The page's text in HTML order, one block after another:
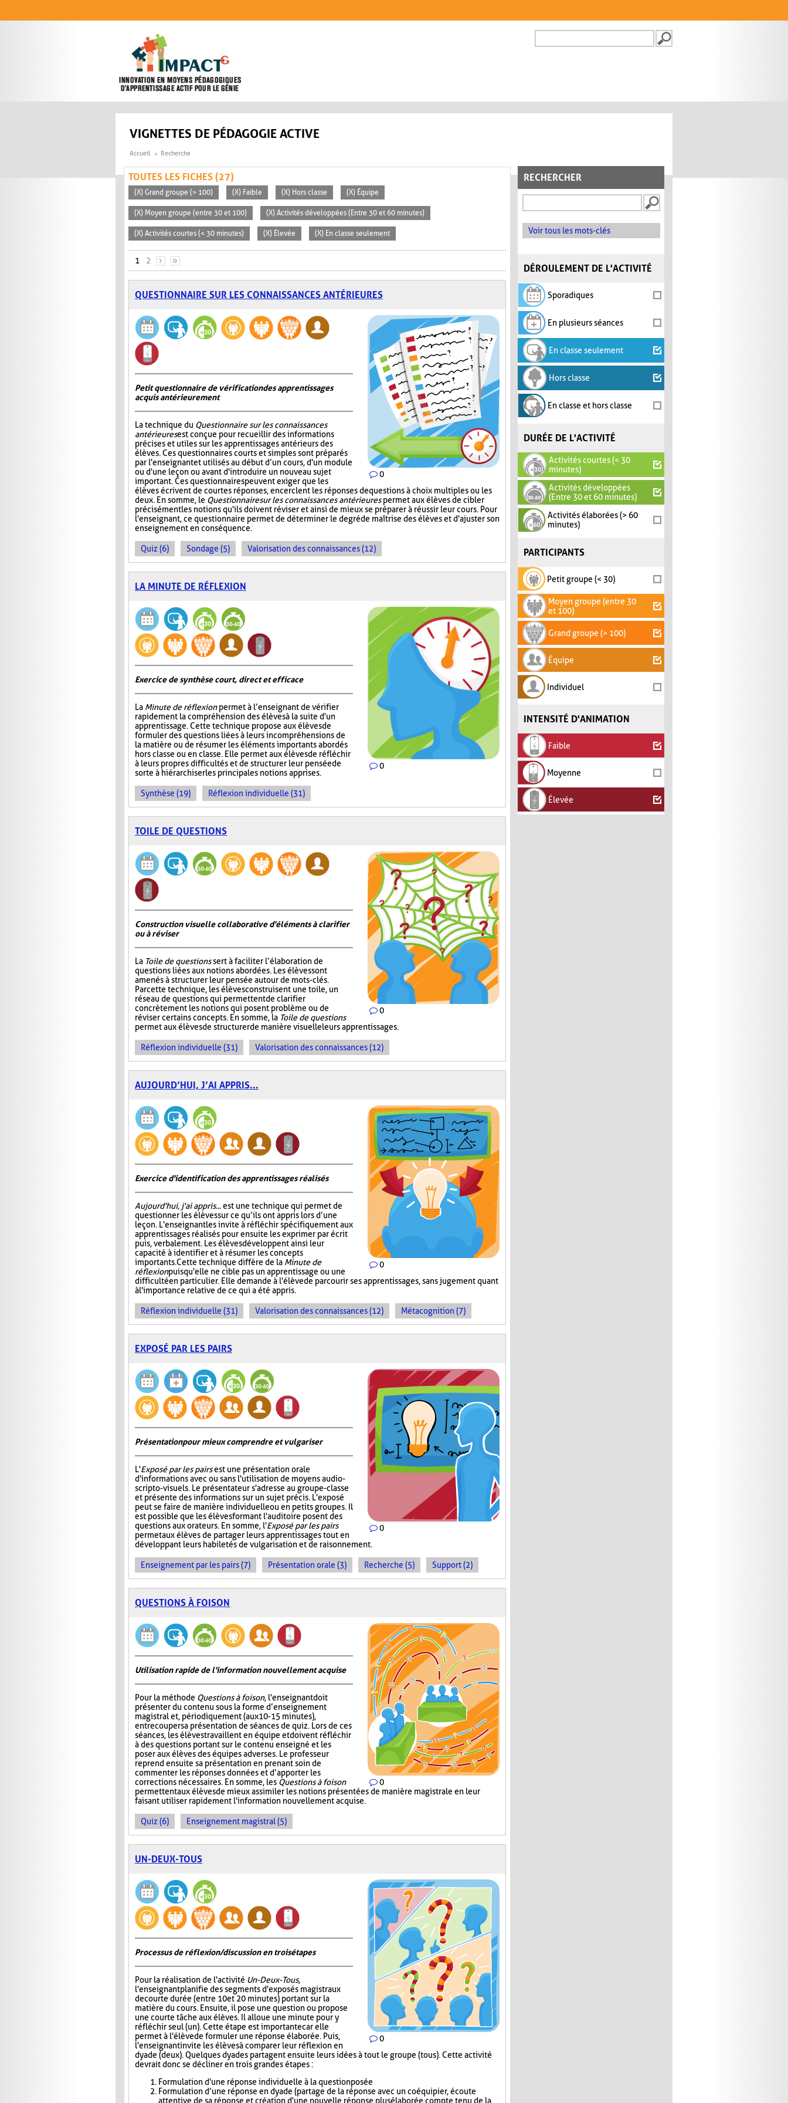
FORMULAIRE DE
VIGNETTES DE PÉDAGOGIE ACTIVE
Accueil Recherche
RECHERCHER
Voir tous les mots-clés
DÉROULEMENT DE L'ACTIVITÉ
Sporadiques
En plusieurs séances
En classe seulement
Hors classe
En classe et hors classe
DURÉE DE L'ACTIVITÉ
Activités courtes (< 30
minutes)
Activités développées
(Entre 30 et 60 minutes)
Activités élaborées (> 60
minutes)
PARTICIPANTS
Petit groupe (< 30)
Moyen groupe (entre 30
et 100)
Grand groupe (> 100)
Équipe
Individuel
INTENSITÉ D'ANIMATION
Faible
Moyenne
Élevée
TOUTES LES FICHES (27)
(X) Grand groupe (> 100) (X) Faible (X) Hors classe (X) Équipe
(X) Moyen groupe (entre 30 et 100) (X) Activités développées (Entre 30 et 60 minutes)
(X) Activités courtes (< 30 minutes) (X) Élevée (X) En classe seulement
PAGES
1 2 › »
QUESTIONNAIRE SUR LES CONNAISSANCES ANTÉRIEURES
0
Petit questionnaire de vérification des apprentissages
acquis antérieurement
La technique du Questionnaire sur les connaissances
antérieuresest conçue pour recueillir des informations
précises et utiles sur les apprentissages antérieurs des
élèves. Ces questionnaires courts et simples sont préparés
par l'enseignant et utilisés au début d’un cours, d'un module
ou d'une leçon ou avant d'introduire un nouveau sujet
important. Ces questionnaires peuvent exiger que les
élèves écrivent de courtes réponses, encerclent les réponses de questions à choix multiples ou les
deux. En somme, le Questionnaire sur les connaissances antérieurespermet aux élèves de cibler
précisément les notions qu'ils doivent réviser et ainsi de mieux se préparer à réussir leur cours. Pour
l'enseignant, ce questionnaire permet de déterminer le degré de maîtrise des élèves et d'ajuster son
enseignement en conséquence.
Quiz (6) Sondage (5) Valorisation des connaissances (12)
LA MINUTE DE RÉFLEXION
0
Exercice de synthèse court, direct et efficace
La Minute de réflexionpermet à l’enseignant de vérifier
rapidement la compréhension des élèves à la suite d'un
apprentissage. Cette technique propose aux élèves de
formuler des questions liées à leurs incompréhensions de
la matière ou de résumer les éléments importants abordés
hors classe ou en classe. Elle permet aux élèves de réfléchir
à leurs propres difficultés et de structurer leur pensée de
sorte à hiérarchiser les principales notions apprises.
Synthèse (19) Réflexion individuelle (31)
TOILE DE QUESTIONS
0
Construction visuelle collaborative d'éléments à clarifier
ou à réviser
La Toile de questionssert à faciliter l’élaboration de
questions liées aux notions abordées. Les élèves sont
amenés à structurer leur pensée autour de mots-clés.
Par cette technique, les élèves construisent une toile, un
réseau de questions qui permettent de clarifier
concrètement les notions qui posent problème ou de
réviser certains concepts. En somme, la Toile de questions
permet aux élèves de structurer de manière visuelle leurs apprentissages.
Réflexion individuelle (31) Valorisation des connaissances (12)
AUJOURD’HUI, J’AI APPRIS...
0
Exercice d'identification des apprentissages réalisés
Aujourd'hui, j'ai appris...est une technique qui permet de
questionner les élèves sur ce qu’ils ont appris lors d’une
leçon. L'enseignant les invite à réfléchir spécifiquement aux
apprentissages réalisés pour ensuite les exprimer par écrit
puis, verbalement. Les élèves développent ainsi leur
capacité à identifier et à résumer les concepts
importants. Cette technique diffère de la Minute de
réflexionpuisqu'elle ne cible pas un apprentissage ou une
difficulté en particulier. Elle demande à l'élève de parcourir ses apprentissages, sans jugement quant
à l'importance relative de ce qui a été appris.
Réflexion individuelle (31) Valorisation des connaissances (12) Métacognition (7)
EXPOSÉ PAR LES PAIRS
0
Présentation pour mieux comprendre et vulgariser
L'Exposé par les pairsest une présentation orale
d'informations avec ou sans l'utilisation de moyens audio-
scripto-visuels. Le présentateur s'adresse au groupe-classe
et présente des informations sur un sujet précis. L'exposé
peut se faire de manière individuelle ou en petits groupes. Il
est possible que les élèves formant l'auditoire posent des
questions aux orateurs. En somme, l'Exposé par les pairs
permet aux élèves de partager leurs apprentissages tout en
développant leurs habiletés de vulgarisation et de raisonnement.
Enseignement par les pairs (7) Présentation orale (3) Recherche (5) Support (2)
QUESTIONS À FOISON
0
Utilisation rapide de l'information nouvellement acquise
Pour la méthode Questions à foison, l'enseignant doit
présenter du contenu sous la forme d’enseignement
magistral et, périodiquement (aux 10-15 minutes),
entrecouper sa présentation de séances de quiz. Lors de ces
séances, les élèves travaillent en équipe et doivent réfléchir
à des questions portant sur le contenu enseigné et les
poser aux élèves des équipes adverses. Le professeur
reprend ensuite sa présentation en prenant soin de
commenter les réponses données et d’apporter les
corrections nécessaires. En somme, les Questions à foison
permettent aux élèves de mieux assimiler les notions présentées de manière magistrale en leur
faisant utiliser rapidement l'information nouvellement acquise.
Quiz (6) Enseignement magistral (5)
UN-DEUX-TOUS
0
Processus de réflexion/discussion en trois étapes
Pour la réalisation de l'activité Un-Deux-Tous,
l'enseignant planifie des segments d'exposés magistraux
de courte durée (entre 10 et 20 minutes) portant sur la
matière du cours. Ensuite, il pose une question ou propose
une courte tâche aux élèves. Il alloue une minute pour y
réfléchir seul (un). Cette étape est importante car elle
permet à l'élève de formuler une réponse élaborée. Puis,
l'enseignant invite les élèves à comparer leur réflexion en
dyade (deux). Quelques dyades partagent ensuite leurs idées à tout le groupe (tous). Cette activité
devrait donc se décliner en trois grandes étapes :
Formulation d'une réponse individuelle à la question posée
Formulation d’une réponse en dyade (partage de la réponse avec un coéquipier, écoute
attentive de sa réponse et création d'une nouvelle réponse plus élaborée compte tenu de la